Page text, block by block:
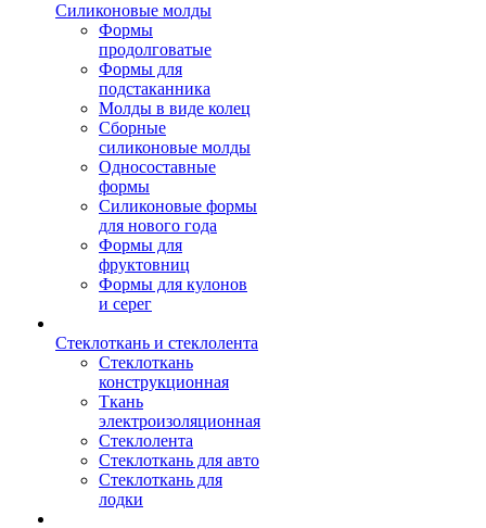
Силиконовые молды
Формы
продолговатые
Формы для
подстаканника
Молды в виде колец
Сборные
силиконовые молды
Односоставные
формы
Силиконовые формы
для нового года
Формы для
фруктовниц
Формы для кулонов
и серег
Стеклоткань и стеклолента
Стеклоткань
конструкционная
Ткань
электроизоляционная
Стеклолента
Стеклоткань для авто
Стеклоткань для
лодки